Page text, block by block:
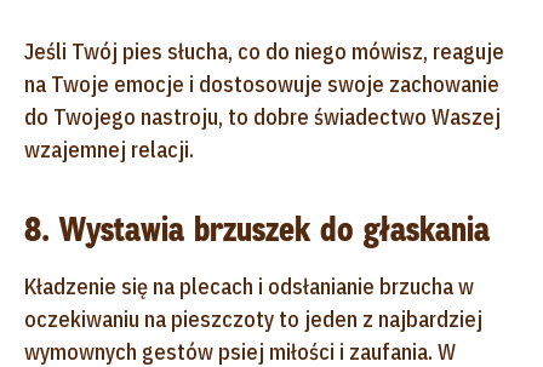
Jeśli Twój pies słucha, co do niego mówisz, reaguje
na Twoje emocje i dostosowuje swoje zachowanie
do Twojego nastroju, to dobre świadectwo Waszej
wzajemnej relacji.
8. Wystawia brzuszek do głaskania
Kładzenie się na plecach i odsłanianie brzucha w
oczekiwaniu na pieszczoty to jeden z najbardziej
wymownych gestów psiej miłości i zaufania. W